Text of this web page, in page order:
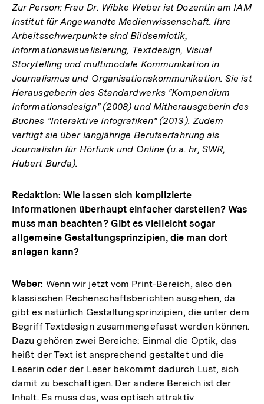
Zur Person: Frau Dr. Wibke Weber ist Dozentin am IAM
Institut für Angewandte Medienwissenschaft. Ihre
Arbeitsschwerpunkte sind Bildsemiotik,
Informationsvisualisierung, Textdesign, Visual
Storytelling und multimodale Kommunikation in
Journalismus und Organisationskommunikation. Sie ist
Herausgeberin des Standardwerks "Kompendium
Informationsdesign" (2008) und Mitherausgeberin des
Buches "Interaktive Infografiken" (2013). Zudem
verfügt sie über langjährige Berufserfahrung als
Journalistin für Hörfunk und Online (u.a. hr, SWR,
Hubert Burda).
Redaktion: Wie lassen sich komplizierte
Informationen überhaupt einfacher darstellen? Was
muss man beachten? Gibt es vielleicht sogar
allgemeine Gestaltungsprinzipien, die man dort
anlegen kann?
Weber: Wenn wir jetzt vom Print-Bereich, also den
klassischen Rechenschaftsberichten ausgehen, da
gibt es natürlich Gestaltungsprinzipien, die unter dem
Begriff Textdesign zusammengefasst werden können.
Dazu gehören zwei Bereiche: Einmal die Optik, das
heißt der Text ist ansprechend gestaltet und die
Leserin oder der Leser bekommt dadurch Lust, sich
damit zu beschäftigen. Der andere Bereich ist der
Inhalt. Es muss das, was optisch attraktiv